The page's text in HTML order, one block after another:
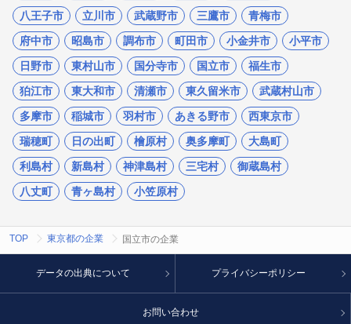
八王子市
立川市 武蔵野市 三鷹市
青梅市
府中市
昭島市 調布市 町田市 小金井市
小平市
日野市
東村山市 国分寺市 国立市
福生市
狛江市
東大和市 清瀬市 東久留米市
武蔵村山市
多摩市
稲城市 羽村市 あきる野市
西東京市
瑞穂町
日の出町 檜原村 奥多摩町
大島町
利島村
新島村 神津島村 三宅村
御蔵島村
八丈町
青ヶ島村 小笠原村
TOP 東京都の企業 国立市の企業
データの出典について プライバシーポリシー
お問い合わせ